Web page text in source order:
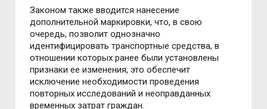
Законом также вводится нанесение
дополнительной маркировки, что, в свою
очередь, позволит однозначно
идентифицировать транспортные средства, в
отношении которых ранее были установлены
признаки ее изменения, это обеспечит
исключение необходимости проведения
повторных исследований и неоправданных
временных затрат граждан.